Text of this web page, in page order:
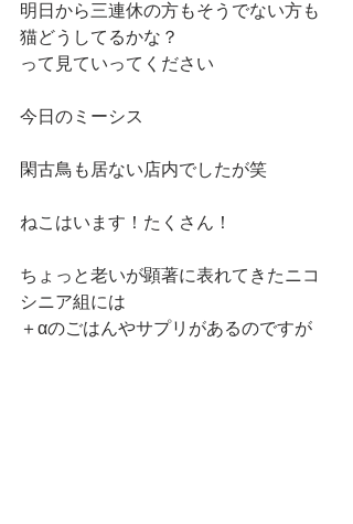
明日から三連休の方もそうでない方も
猫どうしてるかな？
って見ていってください
今日のミーシス
閑古鳥も居ない店内でしたが笑
ねこはいます！たくさん！
ちょっと老いが顕著に表れてきたニコ
シニア組には
＋αのごはんやサプリがあるのですが